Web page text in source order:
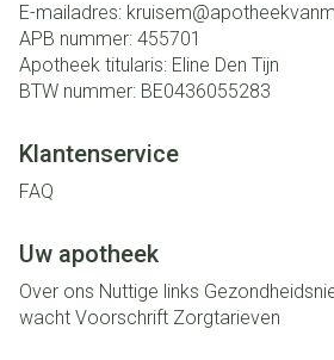
E-mailadres: kruisem@
APB nummer: 455701
Apotheek titularis: Eline Den Tijn
BTW nummer: BE0436055283
Klantenservice
FAQ
Uw apotheek
Over ons Nuttige links
wacht Voorschrift Zorgtarieven